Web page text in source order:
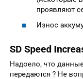
проявляют
Износ
SD Speed
Надоело, что
передаются ? Не